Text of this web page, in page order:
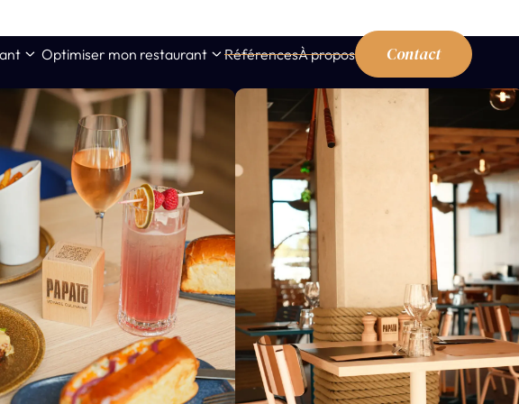
Optimiser mon restaurant RéférencesÀ propos Contact